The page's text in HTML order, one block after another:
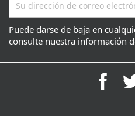
Puede darse de baja en
consulte nuestra información